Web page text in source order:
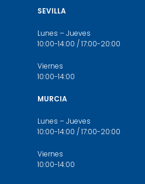
SEVILLA
Lunes – Jueves
10:00-14:00 / 17:00-20:00
Viernes
10:00-14:00
MURCIA
Lunes – Jueves
10:00-14:00 / 17:00-20:00
Viernes
10:00-14:00